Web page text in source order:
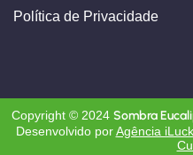
Política de Privacidade
Copyright © 2024 Sombra
Desenvolvido porAgência